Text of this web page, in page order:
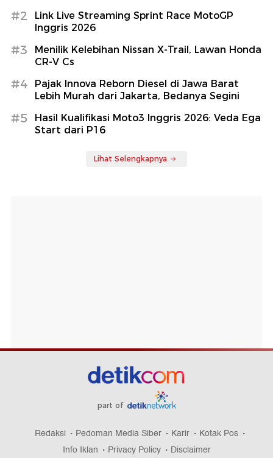
#2
Link Live Streaming Sprint Race MotoGP
Inggris 2026
#3
Menilik Kelebihan Nissan X-Trail, Lawan Honda
CR-V Cs
#4
Pajak Innova Reborn Diesel di Jawa Barat
Lebih Murah dari Jakarta, Bedanya Segini
#5
Hasil Kualifikasi Moto3 Inggris 2026: Veda Ega
Start dari P16
Lihat Selengkapnya
part of
Redaksi Pedoman Media Siber Karir
Kotak Pos
Info Iklan
Privacy Policy Disclaimer